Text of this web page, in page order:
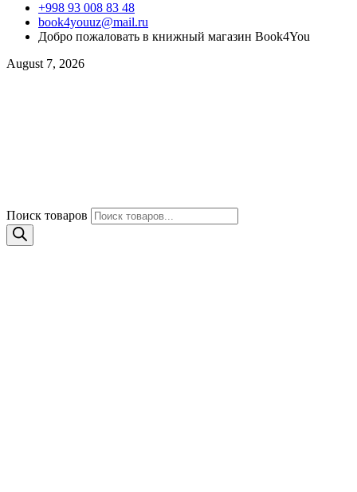
+998 93 008 83 48
book4youuz@mail.ru
Добро пожаловать в книжный магазин Book4You
August 7, 2026
Поиск товаров